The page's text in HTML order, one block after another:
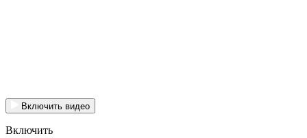
Включить видео
Включить